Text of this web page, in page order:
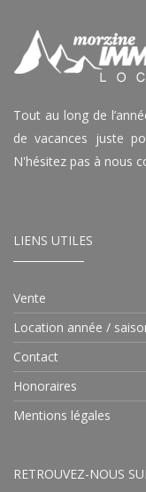
Tout au long de
de vacances juste
N'hésitez pas à nous
LIENS UTILES
Vente
Location année /
Contact
Honoraires
Mentions légales
RETROUVEZ-NOUS